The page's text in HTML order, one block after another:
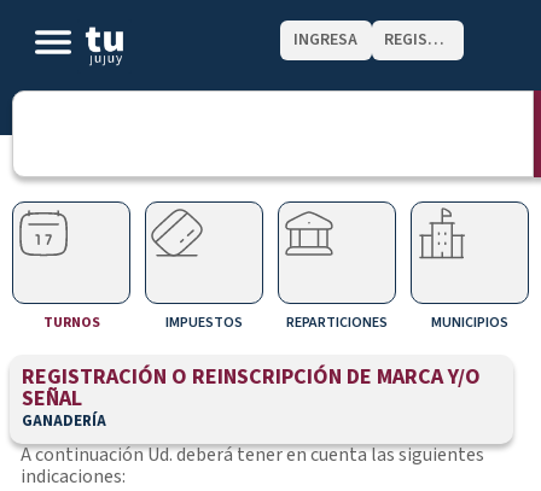
INGRESA REGISTRATE
TURNOS IMPUESTOS REPARTICIONES MUNICIPIOS
REGISTRACIÓN O REINSCRIPCIÓN DE MARCA Y/O
SEÑAL
GANADERÍA
A continuación Ud. deberá tener en cuenta las siguientes
indicaciones: